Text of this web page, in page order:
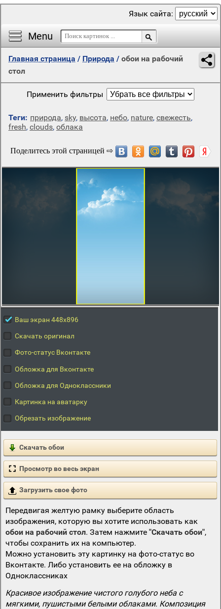
Menu
Язык сайта:
Главная страница / Природа / обои на рабочий
стол
Применить фильтры
Теги: природа, sky, высота, небо, nature, свежесть,
fresh, clouds, облака
Ваш экран 448x896
Скачать оригинал
Фото-статус Вконтакте
Обложка для Вконтакте
Обложка для Одноклассники
Картинка на аватарку
Обрезать изображение
Скачать обои
Просмотр во весь экран
Загрузить свое фото
Передвигая желтую рамку выберите область
изображения, которую вы хотите использовать как
обои на рабочий стол. Затем нажмите "Скачать обои",
чтобы сохранить их на компьютер.
Можно установить эту картинку на фото-статус во
Вконтакте. Либо установить ее на обложку в
Одноклассниках
Красивое изображение чистого голубого неба с
мягкими, пушистыми белыми облаками. Композиция